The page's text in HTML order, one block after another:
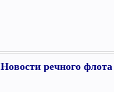
Новости речного